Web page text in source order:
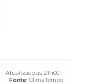
Atualizado às 21h00 -
Fonte: ClimaTempo